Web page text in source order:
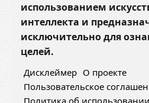
использованием
интеллекта и
исключительно для
целей.
Дисклеймер О проекте
Пользовательское